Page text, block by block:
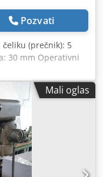
Pozvati
(prečnik): 5
30 mm Operativni
za stezanje: 170 x
mm Ukupan zahtev
35 kg Dcjdpfx
x 0.5 m Starija
u mašinskom
od (170 x 120
1 mm - 120
i raspon od preko
od 100 mm.
Mali oglas